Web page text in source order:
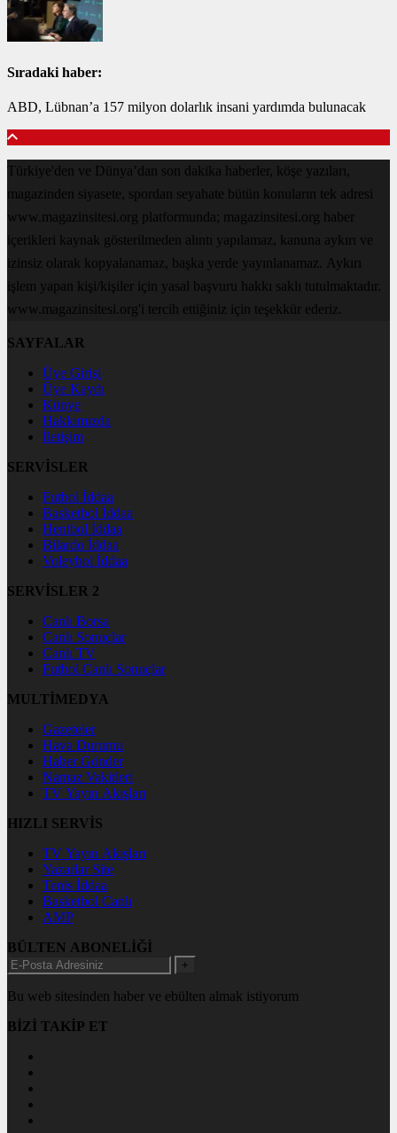
Sıradaki haber:
ABD, Lübnan’a 157 milyon dolarlık insani yardımda bulunacak
Türkiye'den ve Dünya’dan son dakika haberler, köşe yazıları,
magazinden siyasete, spordan seyahate bütün konuların tek adresi
www.magazinsitesi.org platformunda; magazinsitesi.org haber
içerikleri kaynak gösterilmeden alıntı yapılamaz, kanuna aykırı ve
izinsiz olarak kopyalanamaz, başka yerde yayınlanamaz. Aykırı
işlem yapan kişi/kişiler için yasal başvuru hakkı saklı tutulmaktadır.
www.magazinsitesi.org'i tercih ettiğiniz için teşekkür ederiz.
SAYFALAR
Üye Girişi
Üye Kaydı
Künye
Hakkımızda
İletişim
SERVİSLER
Futbol İddaa
Basketbol İddaa
Hentbol İddaa
Bilardo İddaa
Voleybol İddaa
SERVİSLER 2
Canlı Borsa
Canlı Sonuçlar
Canlı TV
Futbol Canlı Sonuçlar
MULTİMEDYA
Gazeteler
Hava Durumu
Haber Gönder
Namaz Vakitleri
TV Yayın Akışları
HIZLI SERVİS
TV Yayın Akışları
Yazarlar Site
Tenis İddaa
Basketbol Canlı
AMP
BÜLTEN ABONELİĞİ
+
Bu web sitesinden haber ve ebülten almak istiyorum
BİZİ TAKİP ET